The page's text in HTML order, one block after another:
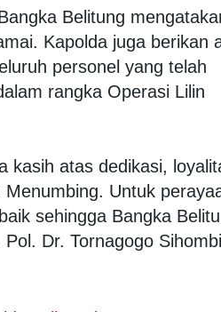
Belitung
Kapolda juga berikan
personel yang telah
rangka Operasi Lilin
kasih atas dedikasi,
Untuk
sehingga Bangka
Dr. Tornagogo